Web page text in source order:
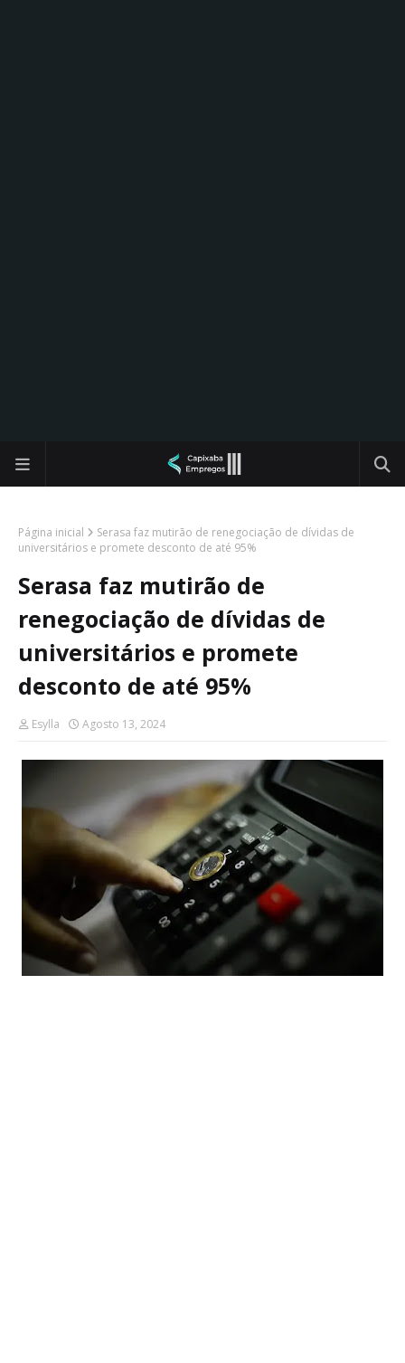
Página inicial
Serasa faz mutirão de renegociação de dívidas de
universitários e promete desconto de até 95%
Serasa faz mutirão de
renegociação de dívidas de
universitários e promete
desconto de até 95%
Esylla Agosto 13, 2024